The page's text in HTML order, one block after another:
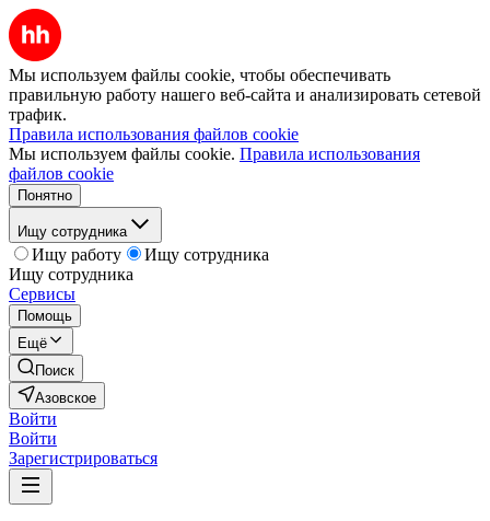
Мы используем файлы cookie, чтобы обеспечивать
правильную работу нашего веб-сайта и анализировать сетевой
трафик.
Правила использования файлов cookie
Мы используем файлы cookie. Правила использования
файлов cookie
Понятно
Ищу сотрудника
Ищу работу
Ищу сотрудника
Ищу сотрудника
Сервисы
Помощь
Ещё
Поиск
Азовское
Войти
Войти
Зарегистрироваться